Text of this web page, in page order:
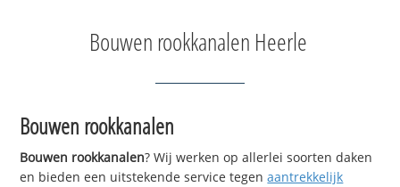
Bouwen rookkanalen Heerle
Bouwen rookkanalen
Bouwen rookkanalen? Wij werken op allerlei soorten daken
en bieden een uitstekende service tegenaantrekkelijk